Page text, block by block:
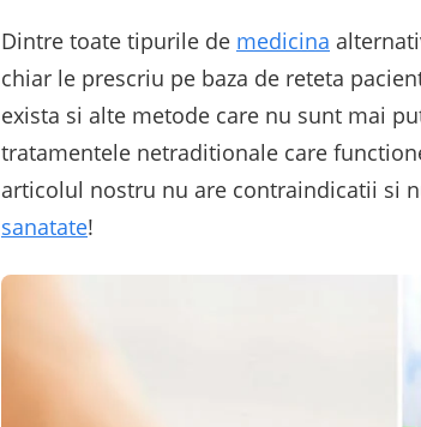
Dintre toate tipurile de medicina
chiar le prescriu pe baza de reteta
exista si alte metode care nu sunt mai
tratamentele netraditionale care
articolul nostru nu are contraindicatii si
sanatate!